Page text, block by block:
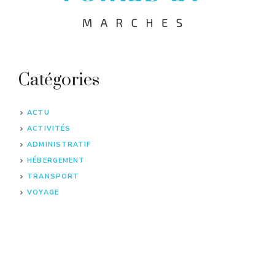
Catégories
ACTU
ACTIVITÉS
ADMINISTRATIF
HÉBERGEMENT
TRANSPORT
VOYAGE